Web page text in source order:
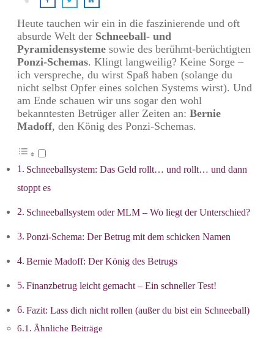
Heute tauchen wir ein in die faszinierende und oft
absurde Welt der Schneeball- und
Pyramidensysteme sowie des berühmt-berüchtigten
Ponzi-Schemas. Klingt langweilig? Keine Sorge –
ich verspreche, du wirst Spaß haben (solange du
nicht selbst Opfer eines solchen Systems wirst). Und
am Ende schauen wir uns sogar den wohl
bekanntesten Betrüger aller Zeiten an: Bernie
Madoff, den König des Ponzi-Schemas.
Schneeballsystem: Das Geld rollt… und rollt… und dann
stoppt es
Schneeballsystem oder MLM – Wo liegt der Unterschied?
Ponzi-Schema: Der Betrug mit dem schicken Namen
Bernie Madoff: Der König des Betrugs
Finanzbetrug leicht gemacht – Ein schneller Test!
Fazit: Lass dich nicht rollen (außer du bist ein Schneeball)
Ähnliche Beiträge